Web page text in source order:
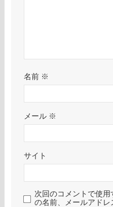
名前 ※
メール ※
サイト
次回のコメントで使
の名前、メールアドレ